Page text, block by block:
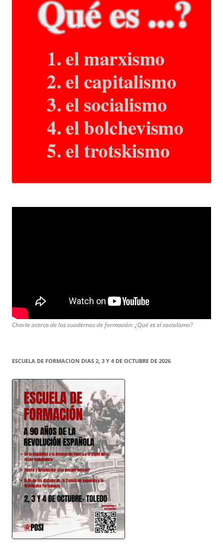
Charla acerca de los cuadernos de formación: ¿Qué es el socialismo?
ESCUELA DE FORMACION DIAS 2, 3 Y 4 DE OCTUBRE DE 2026